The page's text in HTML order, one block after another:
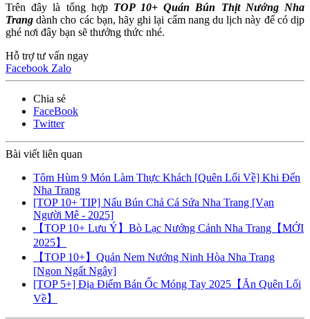
Trên đây là tổng hợpTOP 10+ Quán Bún Thịt Nướng Nha
Trang dành cho các bạn, hãy ghi lại cẩm nang du lịch này để có dịp
ghé nơi đây bạn sẽ thưởng thức nhé.
Hỗ trợ tư vấn ngay
Facebook Zalo
Chia sẻ
FaceBook
Twitter
Bài viết liên quan
Tôm Hùm 9 Món Làm Thực Khách [Quên Lối Về] Khi Đến
Nha Trang
[TOP 10+ TIP] Nấu Bún Chả Cá Sứa Nha Trang [Vạn
Người Mê - 2025]
【TOP 10+ Lưu Ý】Bò Lạc Nướng Cảnh Nha Trang【MỚI
2025】
【TOP 10+】Quán Nem Nướng Ninh Hòa Nha Trang
[Ngon Ngất Ngây]
[TOP 5+] Địa Điểm Bán Ốc Móng Tay 2025【Ăn Quên Lối
Về】